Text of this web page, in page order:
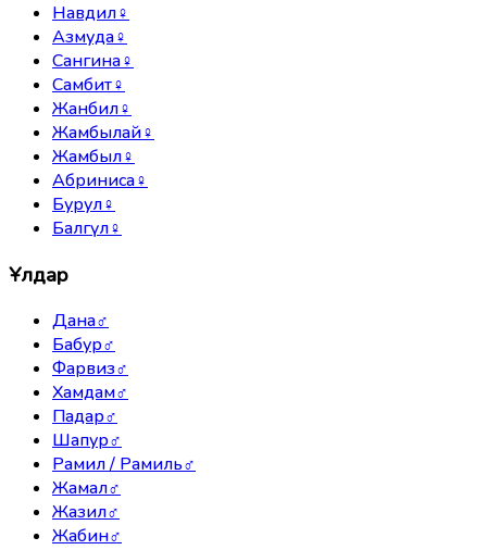
Навдил♀
Азмуда♀
Сангина♀
Самбит♀
Жанбил♀
Жамбылай♀
Жамбыл♀
Абриниса♀
Бурул♀
Балгүл♀
Ұлдар
Дана♂
Бабур♂
Фарвиз♂
Хамдам♂
Падар♂
Шапур♂
Рамил / Рамиль♂
Жамал♂
Жазил♂
Жабин♂